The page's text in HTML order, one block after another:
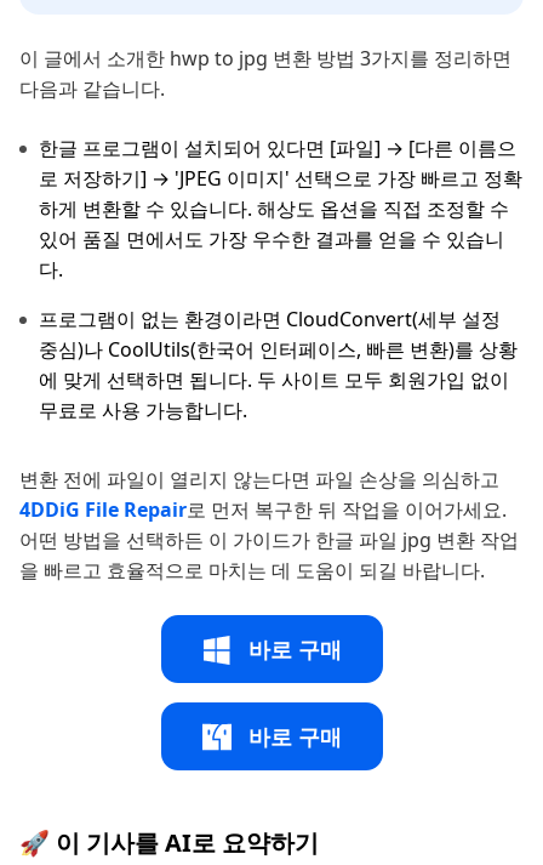
이 글에서 소개한 hwp to jpg 변환 방법 3가지를 정리하면
다음과 같습니다.
한글 프로그램이 설치되어 있다면 [파일] → [다른 이름으
로 저장하기] → 'JPEG 이미지' 선택으로 가장 빠르고 정확
하게 변환할 수 있습니다. 해상도 옵션을 직접 조정할 수
있어 품질 면에서도 가장 우수한 결과를 얻을 수 있습니
다.
프로그램이 없는 환경이라면 CloudConvert(세부 설정
중심)나 CoolUtils(한국어 인터페이스, 빠른 변환)를 상황
에 맞게 선택하면 됩니다. 두 사이트 모두 회원가입 없이
무료로 사용 가능합니다.
변환 전에 파일이 열리지 않는다면 파일 손상을 의심하고
4DDiG File Repair로 먼저 복구한 뒤 작업을 이어가세요.
어떤 방법을 선택하든 이 가이드가 한글 파일 jpg 변환 작업
을 빠르고 효율적으로 마치는 데 도움이 되길 바랍니다.
바로 구매
바로 구매
🚀 이 기사를 AI로 요약하기